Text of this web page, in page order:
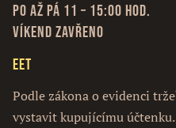
Po až Pá 11 – 15:00 hod.
Víkend zavřeno
EET
Podle zákona o evidenci
vystavit kupujícímu